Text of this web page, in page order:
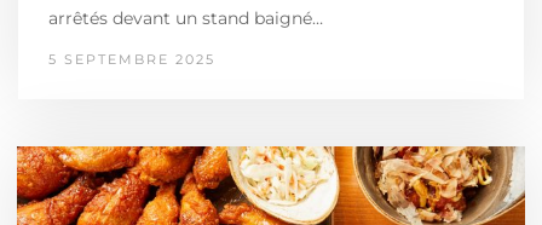
arrêtés devant un stand baigné…
5 SEPTEMBRE 2025